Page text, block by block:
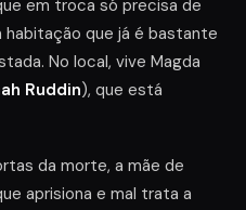
em troca só precisa de
habitação que já é bastante
No local, vive Magda
Ruddin), que está
da morte, a mãe de
aprisiona e mal trata a